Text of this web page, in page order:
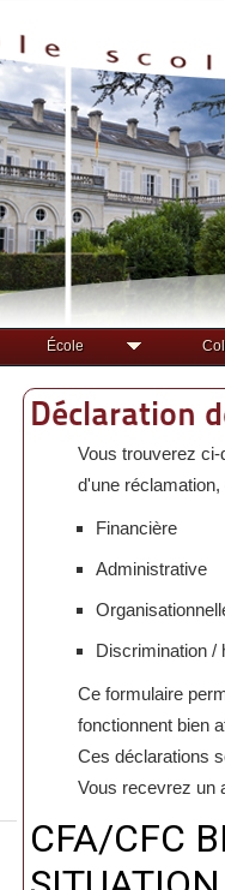
École
Déclaration
Vous trouverez
d'une
Financière
Administrative
Discrimination /
Ce formulaire
fonctionnent bien
Ces déclarations
Vous recevrez un